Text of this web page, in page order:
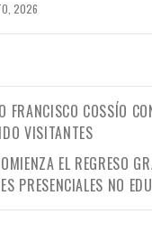
2026
FRANCISCO COSSÍO
VISITANTES
EL REGRESO
PRESENCIALES NO